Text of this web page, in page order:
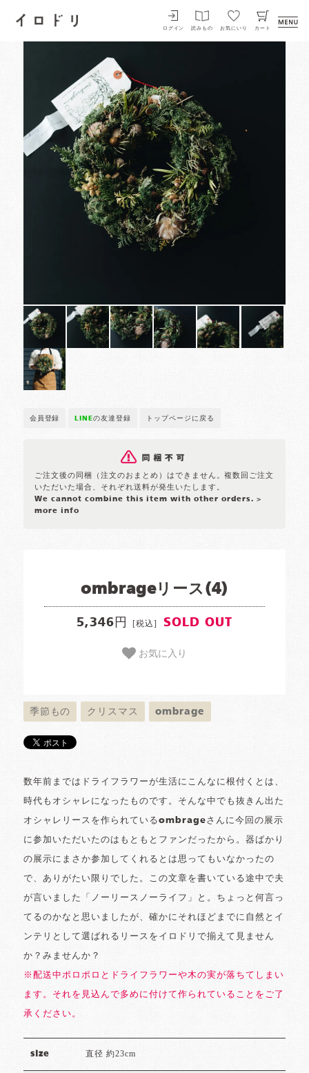
イロドリ
ログイン 読みもの お気にいり カート
会員登録 LINEの友達登録 トップページに戻る
ご注文後の同梱（注文のおまとめ）はできません。複数回ご注文
いただいた場合、それぞれ送料が発生いたします。
We cannot combine this item with other orders. >
more info
ombrageリース(4)
5,346円 [税込] SOLD OUT
お気に入り
季節もの クリスマス ombrage
数年前まではドライフラワーが生活にこんなに根付くとは、
時代もオシャレになったものです。そんな中でも抜きん出た
オシャレリースを作られているombrageさんに今回の展示
に参加いただいたのはもともとファンだったから。器ばかり
の展示にまさか参加してくれるとは思ってもいなかったの
で、ありがたい限りでした。この文章を書いている途中で夫
が言いました「ノーリースノーライフ」と。ちょっと何言っ
てるのかなと思いましたが、確かにそれほどまでに自然とイ
ンテリとして選ばれるリースをイロドリで揃えて見ません
か？みませんか？
※配送中ポロポロとドライフラワーや木の実が落ちてしまい
ます。それを見込んで多めに付けて作られていることをご了
承ください。
size 直径 約23cm